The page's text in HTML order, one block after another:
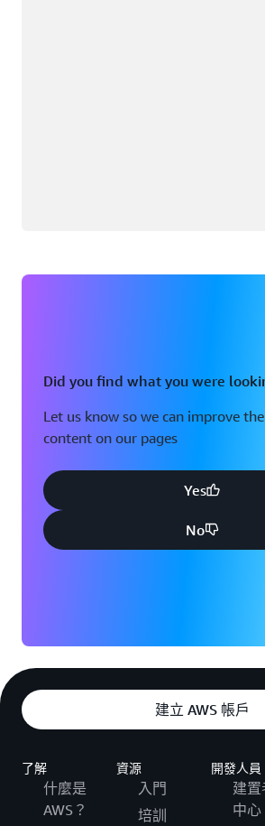
Did you find what you were
Let us know so we can improve
content on our pages
Yes
No
建立 AWS 帳戶
了解
什麼是
AWS？
資源
入門
培訓
開發人員
建置
中心